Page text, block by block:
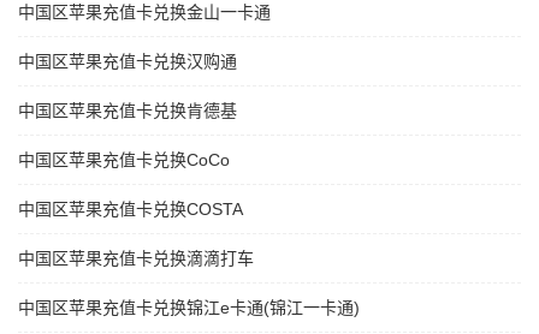
中国区苹果充值卡兑换金山一卡通
中国区苹果充值卡兑换汉购通
中国区苹果充值卡兑换肯德基
中国区苹果充值卡兑换CoCo
中国区苹果充值卡兑换COSTA
中国区苹果充值卡兑换滴滴打车
中国区苹果充值卡兑换锦江e卡通(锦江一卡通)